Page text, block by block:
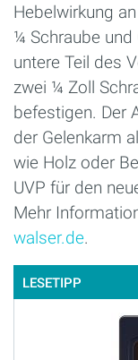
Hebelwirkung
¼ Schraube und
untere Teil des
zwei ¼ Zoll
befestigen. Der
der Gelenkarm
wie Holz oder
UVP für den
Mehr
walser.de.
LESETIPP